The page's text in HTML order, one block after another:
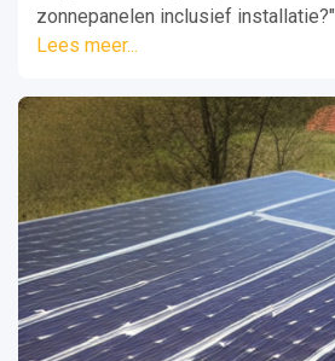
zonnepanelen inclusief installatie?"
Lees meer...